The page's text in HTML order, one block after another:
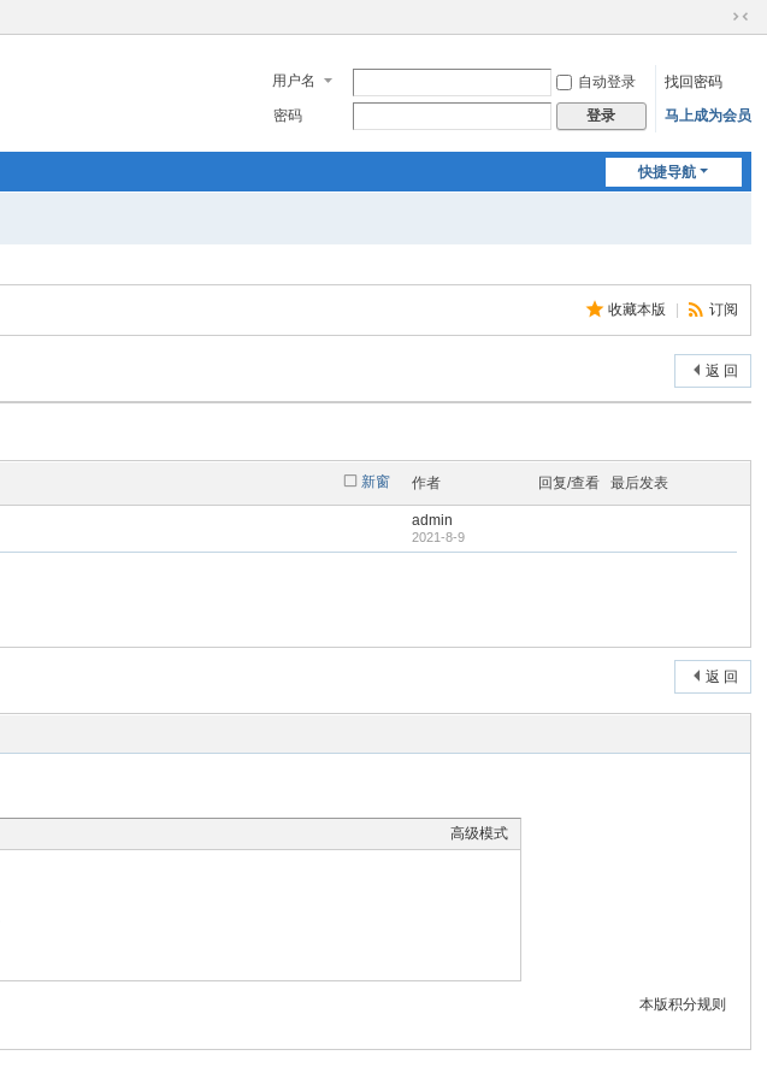
切
窄
版
用户名 自动登录
找回密码
密码
登录 马上成为会员
快捷导航
收藏本版 订阅
返 回
新窗 作者 回复/查看 最后发表
admin
2021-8-9
返 回
高级模式
本版积分规则